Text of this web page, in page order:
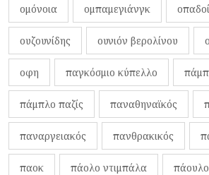
ομόνοια ομπαμεγιάνγκ οπαδοί
ουζουνίδης ουνιόν βερολίνου
οφη παγκόσμιο κύπελλο
πάμπλο παζίς παναθηναϊκός
παναργειακός πανθρακικός
παοκ πάολο ντιμπάλα